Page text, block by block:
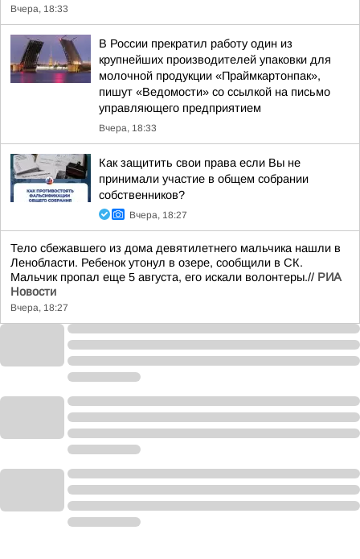
Вчера, 18:33
В России прекратил работу один из
крупнейших производителей упаковки для
молочной продукции «Праймкартонпак»,
пишут «Ведомости» со ссылкой на письмо
управляющего предприятием
Вчера, 18:33
Как защитить свои права если Вы не
принимали участие в общем собрании
собственников?
Вчера, 18:27
Тело сбежавшего из дома девятилетнего мальчика нашли в
Ленобласти. Ребенок утонул в озере, сообщили в СК.
Мальчик пропал еще 5 августа, его искали волонтеры.// РИА
Новости
Вчера, 18:27